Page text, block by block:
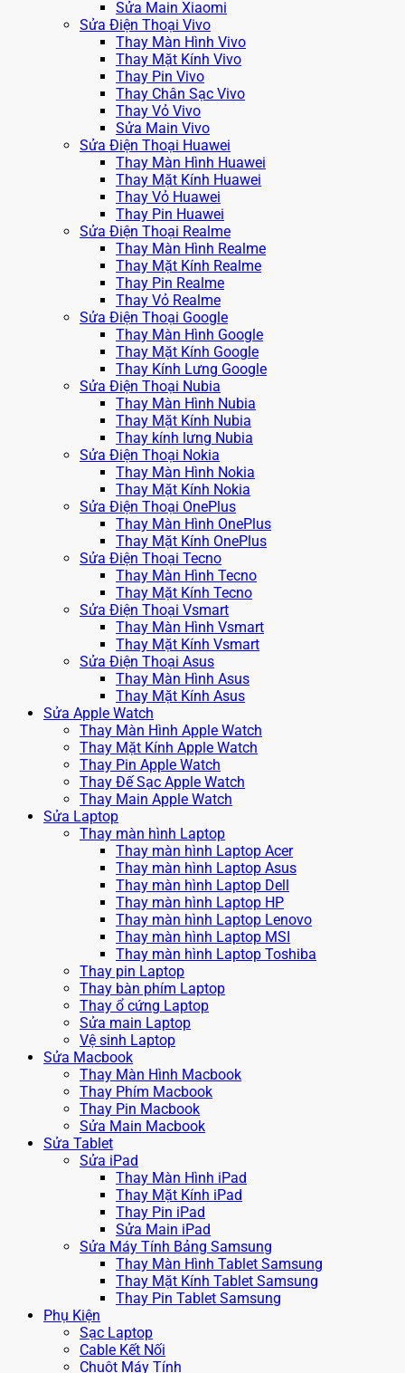
Sửa Main Xiaomi
Sửa Điện Thoại Vivo
Thay Màn Hình Vivo
Thay Mặt Kính Vivo
Thay Pin Vivo
Thay Chân Sạc Vivo
Thay Vỏ Vivo
Sửa Main Vivo
Sửa Điện Thoại Huawei
Thay Màn Hình Huawei
Thay Mặt Kính Huawei
Thay Vỏ Huawei
Thay Pin Huawei
Sửa Điện Thoại Realme
Thay Màn Hình Realme
Thay Mặt Kính Realme
Thay Pin Realme
Thay Vỏ Realme
Sửa Điện Thoại Google
Thay Màn Hình Google
Thay Mặt Kính Google
Thay Kính Lưng Google
Sửa Điện Thoại Nubia
Thay Màn Hình Nubia
Thay Mặt Kính Nubia
Thay kính lưng Nubia
Sửa Điện Thoại Nokia
Thay Màn Hình Nokia
Thay Mặt Kính Nokia
Sửa Điện Thoại OnePlus
Thay Màn Hình OnePlus
Thay Mặt Kính OnePlus
Sửa Điện Thoại Tecno
Thay Màn Hình Tecno
Thay Mặt Kính Tecno
Sửa Điện Thoại Vsmart
Thay Màn Hình Vsmart
Thay Mặt Kính Vsmart
Sửa Điện Thoại Asus
Thay Màn Hình Asus
Thay Mặt Kính Asus
Sửa Apple Watch
Thay Màn Hình Apple Watch
Thay Mặt Kính Apple Watch
Thay Pin Apple Watch
Thay Đế Sạc Apple Watch
Thay Main Apple Watch
Sửa Laptop
Thay màn hình Laptop
Thay màn hình Laptop Acer
Thay màn hình Laptop Asus
Thay màn hình Laptop Dell
Thay màn hình Laptop HP
Thay màn hình Laptop Lenovo
Thay màn hình Laptop MSI
Thay màn hình Laptop Toshiba
Thay pin Laptop
Thay bàn phím Laptop
Thay ổ cứng Laptop
Sửa main Laptop
Vệ sinh Laptop
Sửa Macbook
Thay Màn Hình Macbook
Thay Phím Macbook
Thay Pin Macbook
Sửa Main Macbook
Sửa Tablet
Sửa iPad
Thay Màn Hình iPad
Thay Mặt Kính iPad
Thay Pin iPad
Sửa Main iPad
Sửa Máy Tính Bảng Samsung
Thay Màn Hình Tablet Samsung
Thay Mặt Kính Tablet Samsung
Thay Pin Tablet Samsung
Phụ Kiện
Sạc Laptop
Cable Kết Nối
Chuột Máy Tính